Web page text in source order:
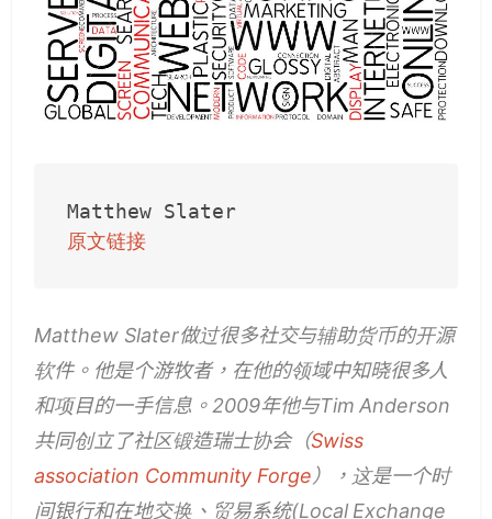
Matthew Slater
原文链接
Matthew Slater做过很多社交与辅助货币的开源
软件。他是个游牧者，在他的领域中知晓很多人
和项目的一手信息。2009年他与Tim Anderson
共同创立了社区锻造瑞士协会（Swiss
association Community Forge），这是一个时
间银行和在地交换、贸易系统(Local Exchange